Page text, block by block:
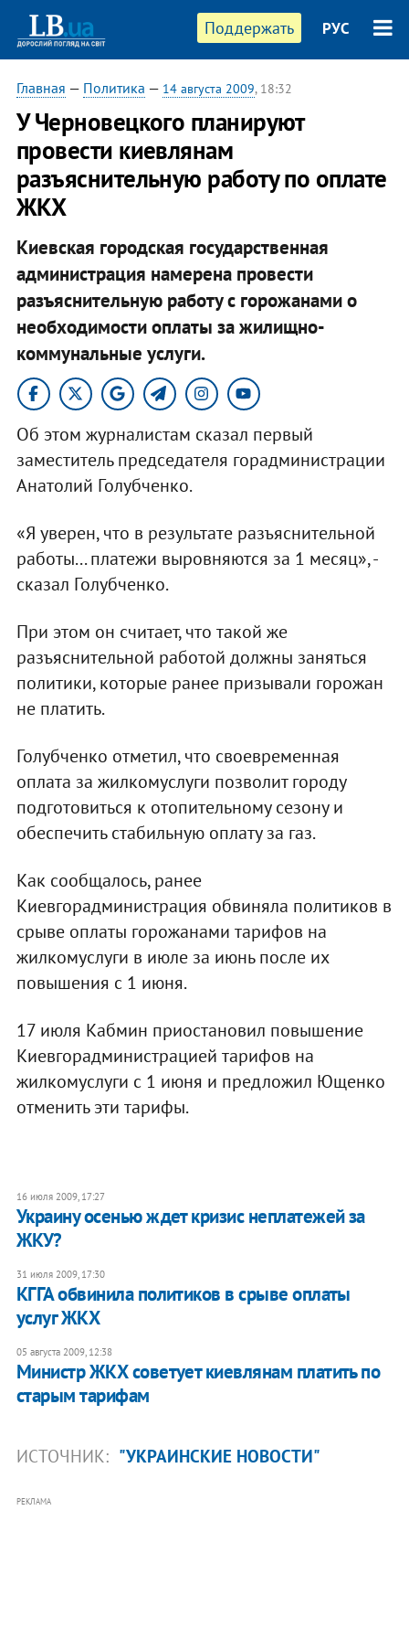
Поддержать РУС
Главная — Политика — 14 августа 2009, 18:32
У Черновецкого планируют
провести киевлянам
разъяснительную работу по оплате
ЖКХ
Киевская городская государственная
администрация намерена провести
разъяснительную работу с горожанами о
необходимости оплаты за жилищно-
коммунальные услуги.
Об этом журналистам сказал первый
заместитель председателя горадминистрации
Анатолий Голубченко.
«Я уверен, что в результате разъяснительной
работы... платежи выровняются за 1 месяц», -
сказал Голубченко.
При этом он считает, что такой же
разъяснительной работой должны заняться
политики, которые ранее призывали горожан
не платить.
Голубченко отметил, что своевременная
оплата за жилкомуслуги позволит городу
подготовиться к отопительному сезону и
обеспечить стабильную оплату за газ.
Как сообщалось, ранее
Киевгорадминистрация обвиняла политиков в
срыве оплаты горожанами тарифов на
жилкомуслуги в июле за июнь после их
повышения с 1 июня.
17 июля Кабмин приостановил повышение
Киевгорадминистрацией тарифов на
жилкомуслуги с 1 июня и предложил Ющенко
отменить эти тарифы.
16 июля 2009, 17:27
Украину осенью ждет кризис неплатежей за
ЖКУ?
31 июля 2009, 17:30
КГГА обвинила политиков в срыве оплаты
услуг ЖКХ
05 августа 2009, 12:38
Министр ЖКХ советует киевлянам платить по
старым тарифам
ИСТОЧНИК: "УКРАИНСКИЕ НОВОСТИ"
РЕКЛАМА